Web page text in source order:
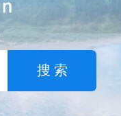
搜 索